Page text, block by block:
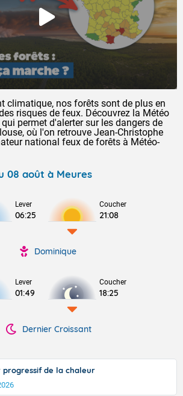
climatique, nos forêts sont de plus en
risques de feux. Découvrez la Météo
permet d'alerter sur les dangers de
où l'on retrouve Jean-Christophe
national feux de forêts à Météo-
08 août à Meures
Lever
06:25
Coucher
21:08
Dominique
Lever
01:49
Coucher
18:25
Dernier Croissant
progressif de la chaleur